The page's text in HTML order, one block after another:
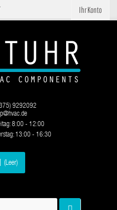
Ihr Konto
(Leer)
9292092
8:00 - 12:00
13:00 - 16:30